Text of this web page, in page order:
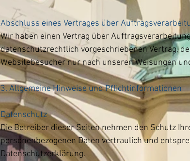
Abschluss eines Vertrages über
Wir haben einen Vertrag über
datenschutzrechtlich vorgeschriebenen Vertrag,
Websitebesucher nur nach unseren Weisungen
3. Allgemeine Hinweise und Pflichtinformationen
Datenschutz
Die Betreiber dieser Seiten nehmen den Schutz
personenbezogenen Daten vertraulich und
Datenschutzerklärung.